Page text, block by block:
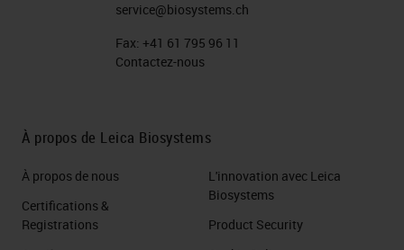
service@biosystems.ch
Fax: +41 61 795 96 11
Contactez-nous
À propos de Leica Biosystems
À propos de nous
Certifications &
Registrations
L'innovation avec Leica
Biosystems
Product Security